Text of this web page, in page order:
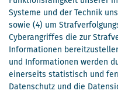
Systeme und der Technik
sowie (4) um
Cyberangriffes die zur
Informationen
und Informationen werden
einerseits statistisch und
Datenschutz und die